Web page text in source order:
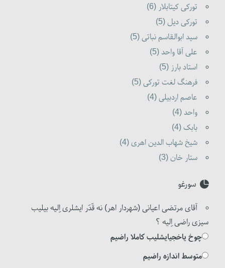
تورکی کیتابلار (6)
تورکی دیل (5)
سید ابوالقاسم نباتی (5)
علی آقا واحد (5)
استاد بارز (5)
فرهنگ لغت تورکی (5)
عاصم اردبیلی (4)
واحد (4)
بابک (4)
شیخ شهاب الدین اهری (4)
ستار خان (3)
سورغو
آقای مرتضی اعیانی (شهردار اهر) نه قَدَر ایشلری اِلیه بیلیب
سیزی راضی اِلیه ؟
چوخ یاخجیایشلیب کاملا راضیم
متوسط اندازه راضیم